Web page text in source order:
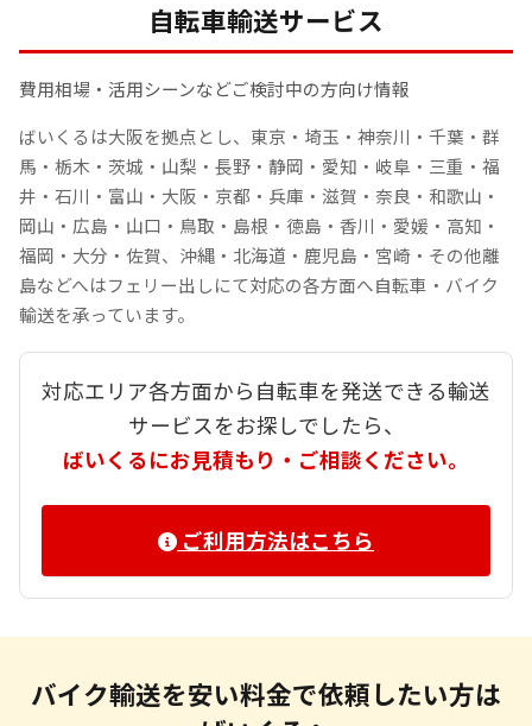
自転車輸送サービス
費用相場・活用シーンなどご検討中の方向け情報
ばいくるは大阪を拠点とし、東京・埼玉・神奈川・千葉・群
馬・栃木・茨城・山梨・長野・静岡・愛知・岐阜・三重・福
井・石川・富山・大阪・京都・兵庫・滋賀・奈良・和歌山・
岡山・広島・山口・鳥取・島根・徳島・香川・愛媛・高知・
福岡・大分・佐賀、沖縄・北海道・鹿児島・宮崎・その他離
島などへはフェリー出しにて対応の各方面へ自転車・バイク
輸送を承っています。
対応エリア各方面から自転車を発送できる輸送
サービスをお探しでしたら、
ばいくるにお見積もり・ご相談ください。
ご利用方法はこちら
バイク輸送を安い料金で依頼したい方は